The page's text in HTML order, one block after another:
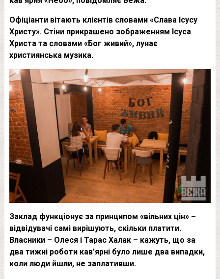
Офіціанти вітають клієнтів словами «Слава Ісусу
Христу». Стіни прикрашено зображенням Ісуса
Христа та словами «Бог живий», лунає
християнська музика.
Заклад функціонує за принципом «вільних цін» –
відвідувачі самі вирішують, скільки платити.
Власники – Олеся і Тарас Халак – кажуть, що за
два тижні роботи кав’ярні було лише два випадки,
коли люди йшли, не заплативши.